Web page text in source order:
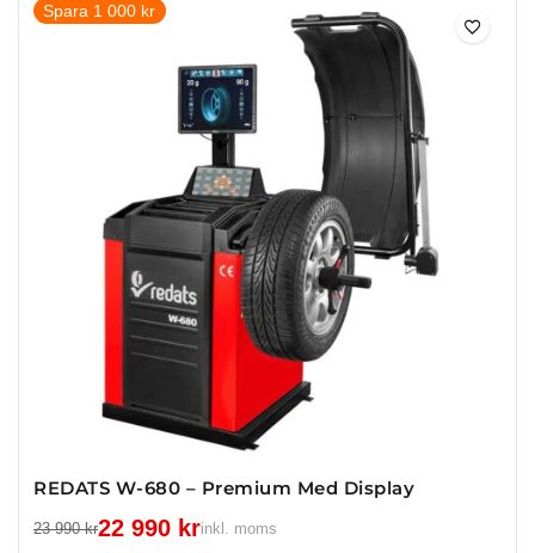
Spara 1 000 kr
REDATS W-680 – Premium Med Display
23 990kr22 990 krinkl. moms